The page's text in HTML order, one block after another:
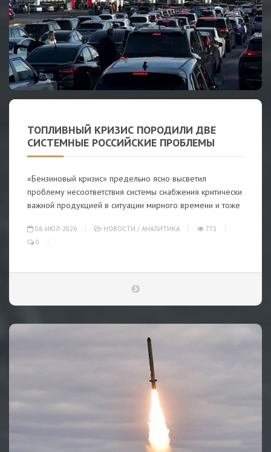
ТОПЛИВНЫЙ КРИЗИС ПОРОДИЛИ ДВЕ
СИСТЕМНЫЕ РОССИЙСКИЕ ПРОБЛЕМЫ
«Бензиновый кризис» предельно ясно высветил
проблему несоответствия системы снабжения критически
важной продукцией в ситуации мирного времени и тоже
08-ИЮЛ-2026 НОВОСТИ / АНАЛИТИКА
771
0